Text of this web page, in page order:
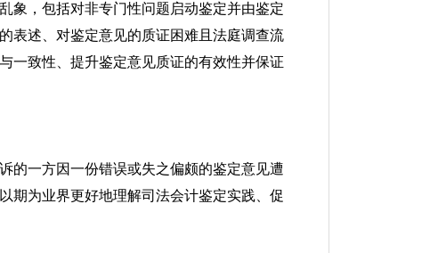
象，包括对非专门性问题启动鉴定并由鉴定
表述、对鉴定意见的质证困难且法庭调查流
一致性、提升鉴定意见质证的有效性并保证
的一方因一份错误或失之偏颇的鉴定意见遭
期为业界更好地理解司法会计鉴定实践、促